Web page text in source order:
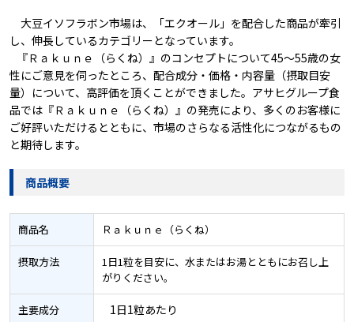
大豆イソフラボン市場は、「エクオール」を配合した商品が牽引
し、伸長しているカテゴリーとなっています。
『Ｒａｋｕｎｅ（らくね）』のコンセプトについて45～55歳の女
性にご意見を伺ったところ、配合成分・価格・内容量（摂取目安
量）について、高評価を頂くことができました。アサヒグループ食
品では『Ｒａｋｕｎｅ（らくね）』の発売により、多くのお客様に
ご好評いただけるとともに、市場のさらなる活性化につながるもの
と期待します。
商品概要
商品名 Ｒａｋｕｎｅ（らくね）
摂取方法
1日1粒を目安に、水またはお湯とともにお召し上
がりください。
主要成分
1日1粒あたり